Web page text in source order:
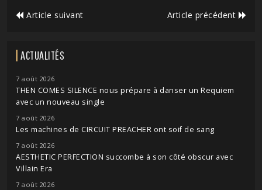
Article suivant Article précédent
ACTUALITÉS
7 août 2026
THEN COMES SILENCE nous prépare à danser un Requiem
avec un nouveau single
7 août 2026
Les machines de CIRCUIT PREACHER ont soif de sang
7 août 2026
AESTHETIC PERFECTION succombe à son côté obscur avec
Villain Era
7 août 2026